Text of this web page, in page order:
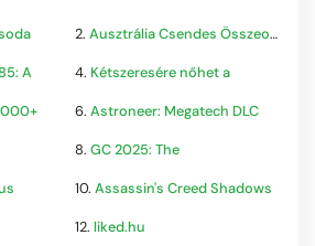
2. Ausztrália Csendes Összeomlása
A 4. Kétszeresére nőhet a
6. Astroneer: Megatech DLC
8. GC 2025: The
10. Assassin's Creed Shadows
12. liked.hu